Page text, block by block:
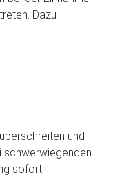
Dazu
und
schwerwiegenden
sofort